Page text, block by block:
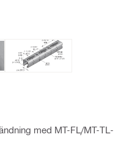
med MT-FL/MT-TL-